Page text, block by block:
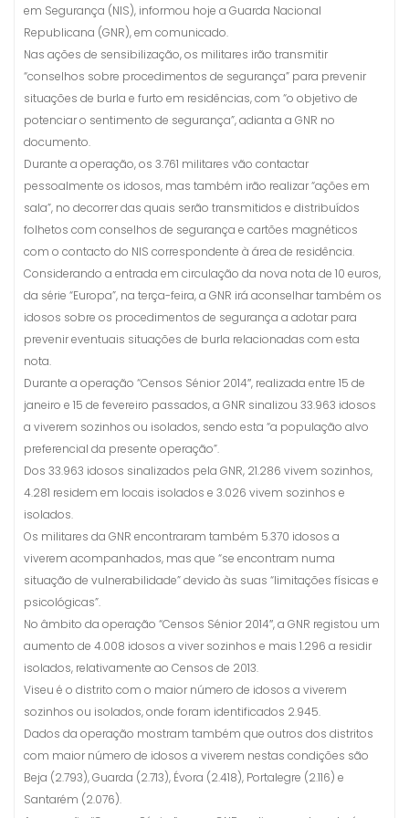
em Segurança (NIS), informou hoje a Guarda Nacional
Republicana (GNR), em comunicado.
Nas ações de sensibilização, os militares irão transmitir
“conselhos sobre procedimentos de segurança” para prevenir
situações de burla e furto em residências, com “o objetivo de
potenciar o sentimento de segurança”, adianta a GNR no
documento.
Durante a operação, os 3.761 militares vão contactar
pessoalmente os idosos, mas também irão realizar “ações em
sala”, no decorrer das quais serão transmitidos e distribuídos
folhetos com conselhos de segurança e cartões magnéticos
com o contacto do NIS correspondente à área de residência.
Considerando a entrada em circulação da nova nota de 10 euros,
da série “Europa”, na terça-feira, a GNR irá aconselhar também os
idosos sobre os procedimentos de segurança a adotar para
prevenir eventuais situações de burla relacionadas com esta
nota.
Durante a operação “Censos Sénior 2014″, realizada entre 15 de
janeiro e 15 de fevereiro passados, a GNR sinalizou 33.963 idosos
a viverem sozinhos ou isolados, sendo esta “a população alvo
preferencial da presente operação”.
Dos 33.963 idosos sinalizados pela GNR, 21.286 vivem sozinhos,
4.281 residem em locais isolados e 3.026 vivem sozinhos e
isolados.
Os militares da GNR encontraram também 5.370 idosos a
viverem acompanhados, mas que “se encontram numa
situação de vulnerabilidade” devido às suas “limitações físicas e
psicológicas”.
No âmbito da operação “Censos Sénior 2014″, a GNR registou um
aumento de 4.008 idosos a viver sozinhos e mais 1.296 a residir
isolados, relativamente ao Censos de 2013.
Viseu é o distrito com o maior número de idosos a viverem
sozinhos ou isolados, onde foram identificados 2.945.
Dados da operação mostram também que outros dos distritos
com maior número de idosos a viverem nestas condições são
Beja (2.793), Guarda (2.713), Évora (2.418), Portalegre (2.116) e
Santarém (2.076).